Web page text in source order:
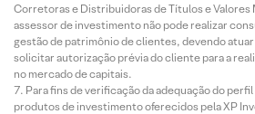
Corretoras e Distribuidoras de Títulos e Valores
assessor de investimento não pode realizar
gestão de patrimônio de clientes, devendo
solicitar autorização prévia do cliente para a
no mercado de capitais.
Para fins de verificação da adequação do
produtos de investimento oferecidos pela XP